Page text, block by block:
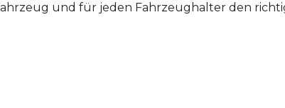
und für jeden Fahrzeughalter den